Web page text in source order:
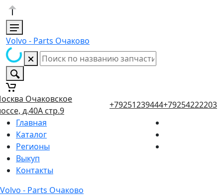
Volvo - Parts Очаково
Очаковское
д.40А стр.9
+79251239444+79254222203
Главная
Каталог
Регионы
Выкуп
Контакты
Volvo - Parts Очаково